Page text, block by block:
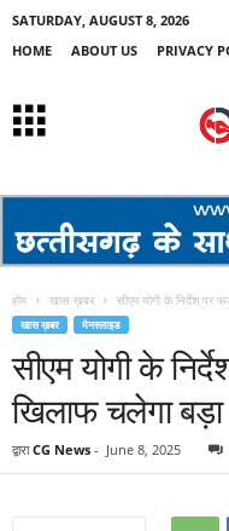
SATURDAY, AUGUST 8, 2026
HOME
ABOUT US PRIVACY
होम खास ख़बर सीएम योगी के निर्देश पर
खास ख़बर मेनस्लाइड
सीएम योगी के
खिलाफ चलेगा
द्वारा CG News - June 8, 2025